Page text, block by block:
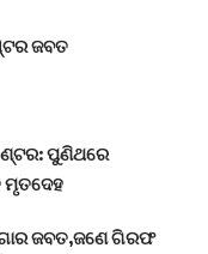
ଜବତ
ପୁଣିଥରେ
ମୃତଦେହ
ଜବତ,ଜଣେ ଗିରଫ